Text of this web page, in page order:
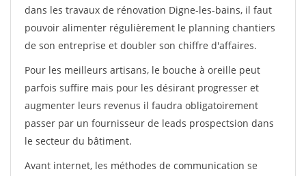
dans les travaux de rénovation Digne-les-bains, il faut
pouvoir alimenter régulièrement le planning chantiers
de son entreprise et doubler son chiffre d'affaires.
Pour les meilleurs artisans, le bouche à oreille peut
parfois suffire mais pour les désirant progresser et
augmenter leurs revenus il faudra obligatoirement
passer par un fournisseur de leads prospectsion dans
le secteur du bâtiment.
Avant internet, les méthodes de communication se